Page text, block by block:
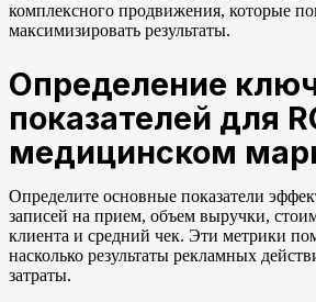
комплексного продвижения, которые
максимизировать результаты.
Определение
показателей для
медицинском
Определите основные показатели
записей на прием, объем выручки,
клиента и средний чек. Эти метрики
насколько результаты рекламных
затраты.